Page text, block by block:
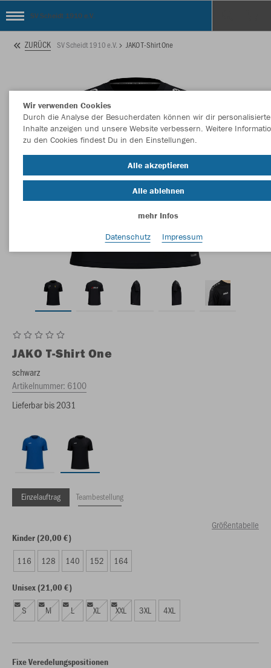
SV Scheidt 1910 e.V.
ZURÜCK SV Scheidt 1910 e.V. JAKO T-Shirt One
JAKO T-Shirt One
schwarz
Artikelnummer: 6100
Lieferbar bis 2031
Einzelauftrag Teambestellung
Größentabelle
Kinder (20,00 €)
116 128 140 152 164
Unisex (21,00 €)
S M L XL XXL 3XL 4XL
Fixe Veredelungspositionen
Wir verwenden Cookies
Durch die Analyse der Besucherdaten können wir dir personalisierte
Inhalte anzeigen und unsere Website verbessern. Weitere
zu den Cookies findest Du in den Einstellungen.
Alle akzeptieren
Alle ablehnen
mehr Infos
Datenschutz
Impressum